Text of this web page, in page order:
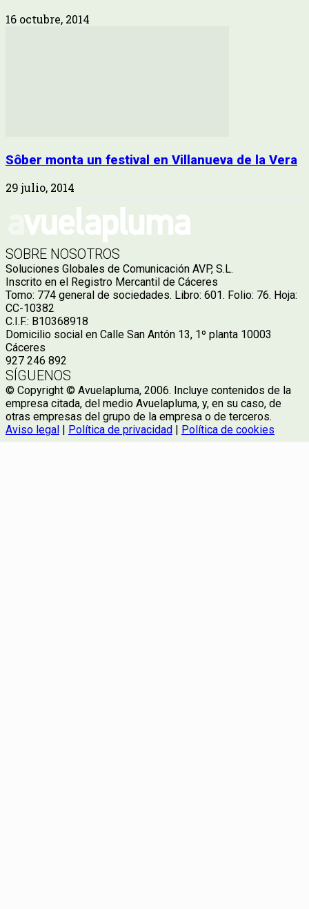
16 octubre, 2014
Sôber monta un festival en Villanueva de la Vera
29 julio, 2014
SOBRE NOSOTROS
Soluciones Globales de Comunicación AVP, S.L.
Inscrito en el Registro Mercantil de Cáceres
Tomo: 774 general de sociedades. Libro: 601. Folio: 76. Hoja:
CC-10382
C.I.F.: B10368918
Domicilio social en Calle San Antón 13, 1º planta 10003
Cáceres
927 246 892
SÍGUENOS
© Copyright © Avuelapluma, 2006. Incluye contenidos de la
empresa citada, del medio Avuelapluma, y, en su caso, de
otras empresas del grupo de la empresa o de terceros.
Aviso legal
Política de privacidad Política de cookies